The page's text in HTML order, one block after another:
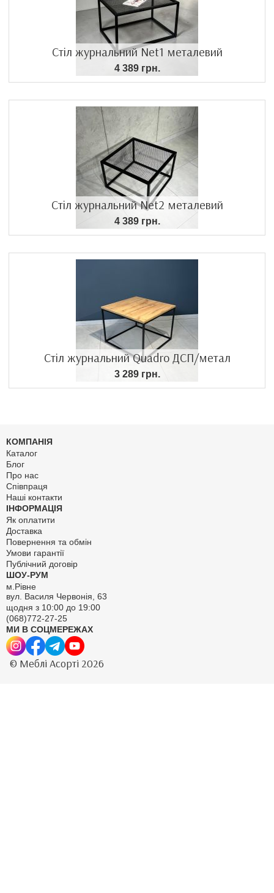
Стіл журнальний Net1 металевий
4 389 грн.
Стіл журнальний Net2 металевий
4 389 грн.
Стіл журнальний Quadro ДСП/метал
3 289 грн.
КОМПАНІЯ
Каталог
Блог
Про нас
Співпраця
Наші контакти
ІНФОРМАЦІЯ
Як оплатити
Доставка
Повернення та обмін
Умови гарантії
Публічний договір
ШОУ-РУМ
м.Рівне
вул. Василя Червонія, 63
щодня з 10:00 до 19:00
(068)772-27-25
МИ В СОЦМЕРЕЖАХ
© Меблі Асорті 2026